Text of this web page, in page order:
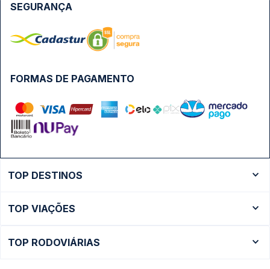
FORMAS DE PAGAMENTO
SEGURANÇA
TOP DESTINOS
Ônibus São Paulo
TOP VIAÇÕES
TOP RODOVIÁRIAS